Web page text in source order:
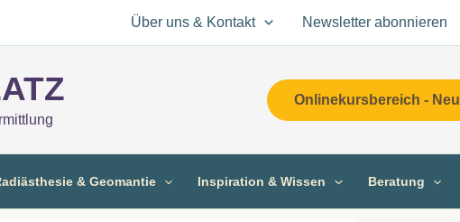
Über uns & Kontakt Newsletter abonnieren
Onlinekursbereich - Neu
& Geomantie Inspiration & Wissen Beratung